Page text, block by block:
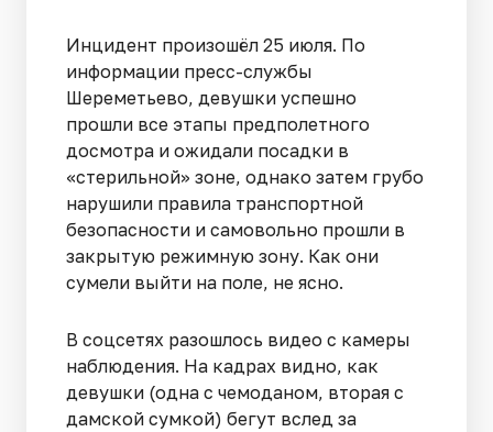
Инцидент произошёл 25 июля. По
информации пресс-службы
Шереметьево, девушки успешно
прошли все этапы предполетного
досмотра и ожидали посадки в
«стерильной» зоне, однако затем грубо
нарушили правила транспортной
безопасности и самовольно прошли в
закрытую режимную зону. Как они
сумели выйти на поле, не ясно.
В соцсетях разошлось видео с камеры
наблюдения. На кадрах видно, как
девушки (одна с чемоданом, вторая с
дамской сумкой) бегут вслед за